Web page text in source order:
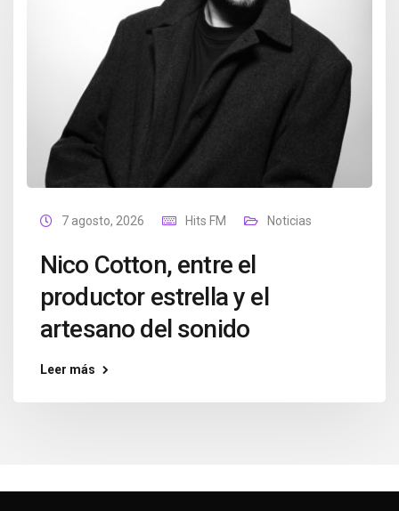
7 agosto, 2026 Hits FM Noticias
Nico Cotton, entre el
productor estrella y el
artesano del sonido
Leer más